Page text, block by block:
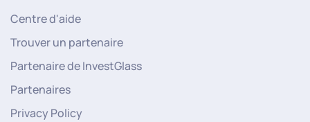
Centre d'aide
Trouver un partenaire
Partenaire de InvestGlass
Partenaires
Privacy Policy